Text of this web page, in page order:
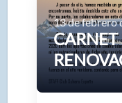
CARNET
13 de febrero